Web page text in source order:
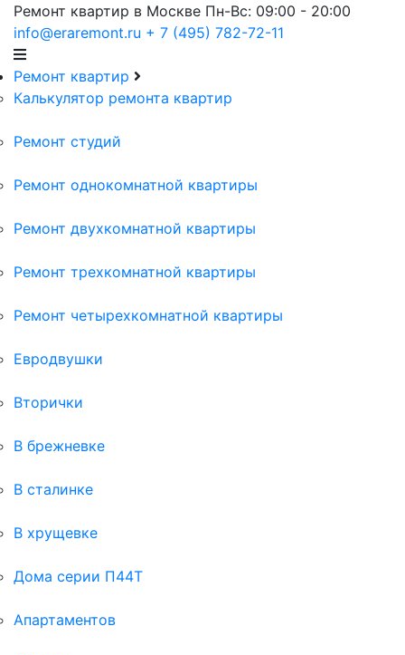
Ремонт квартир в Москве Пн-Вс: 09:00 - 20:00
info@eraremont.ru + 7 (495) 782-72-11
Ремонт квартир
Калькулятор ремонта квартир
Ремонт студий
Ремонт однокомнатной квартиры
Ремонт двухкомнатной квартиры
Ремонт трехкомнатной квартиры
Ремонт четырехкомнатной квартиры
Евродвушки
Вторички
В брежневке
В сталинке
В хрущевке
Дома серии П44Т
Апартаментов